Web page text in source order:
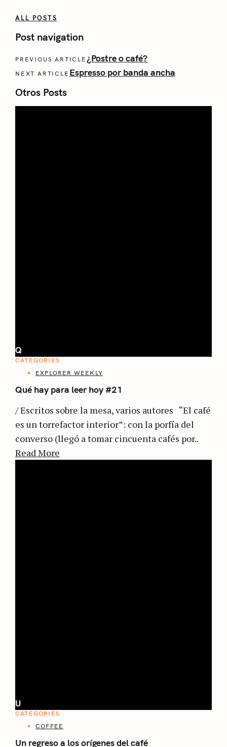
ALL POSTS
Post navigation
PREVIOUS ARTICLE ¿Postre o café?
NEXT ARTICLE Espresso por banda ancha
Otros Posts
Q
CATEGORIES
EXPLORER WEEKLY
Qué hay para leer hoy #21
/ Escritos sobre la mesa, varios autores “El café
es un torrefactor interior”: con la porfía del
converso (llegó a tomar cincuenta cafés por..
Read More
U
CATEGORIES
COFFEE
Un regreso a los orígenes del café